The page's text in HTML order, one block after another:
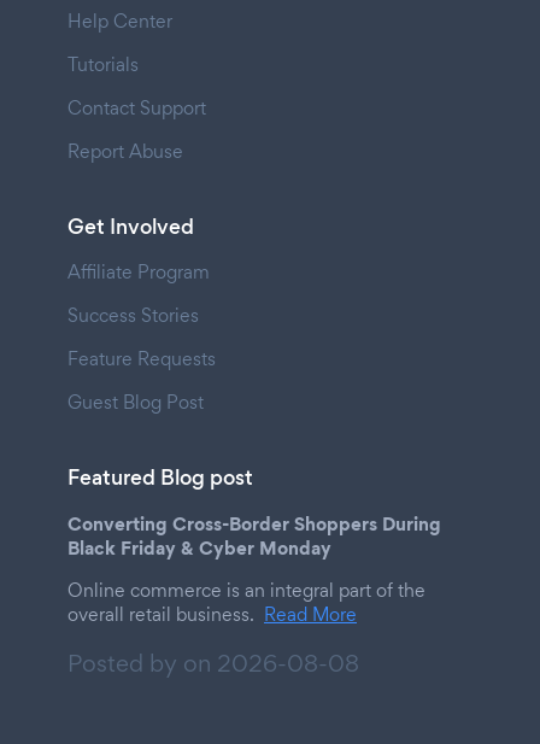
Help Center
Tutorials
Contact Support
Report Abuse
Get Involved
Affiliate Program
Success Stories
Feature Requests
Guest Blog Post
Featured Blog post
Converting Cross-Border Shoppers During
Black Friday & Cyber Monday
Online commerce is an integral part of the
overall retail business. Read More
Posted by on 2026-08-08